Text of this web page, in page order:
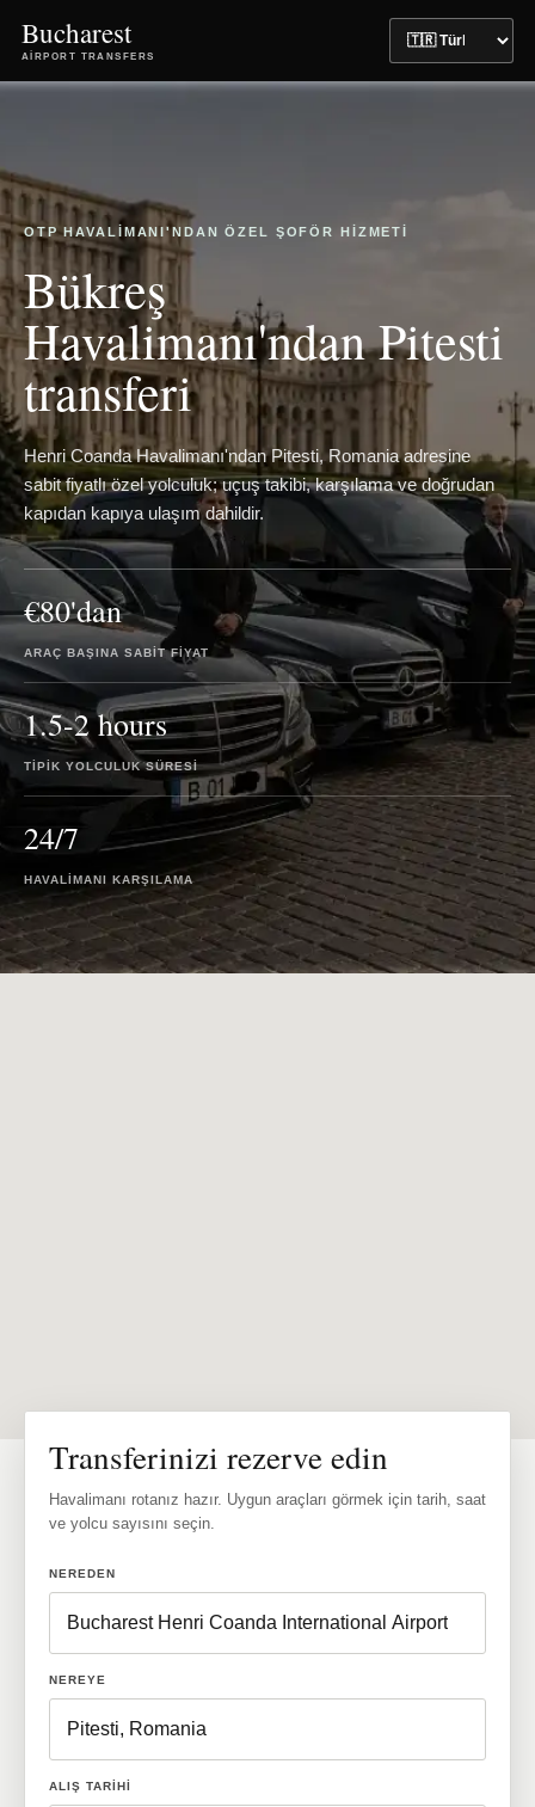
Bucharest
AIRPORT TRANSFERS
OTP HAVALIMANI'NDAN ÖZEL ŞOFÖR HIZMETI
Bükreş
Havalimanı'ndan Pitesti
transferi
Henri Coanda Havalimanı'ndan Pitesti, Romania adresine
sabit fiyatlı özel yolculuk; uçuş takibi, karşılama ve doğrudan
kapıdan kapıya ulaşım dahildir.
€80'dan
ARAÇ BAŞINA SABIT FIYAT
1.5-2 hours
TIPIK YOLCULUK SÜRESI
24/7
HAVALIMANI KARŞILAMA
Transferinizi rezerve edin
Havalimanı rotanız hazır. Uygun araçları görmek için tarih, saat
ve yolcu sayısını seçin.
NEREDEN
NEREYE
ALIŞ TARIHI